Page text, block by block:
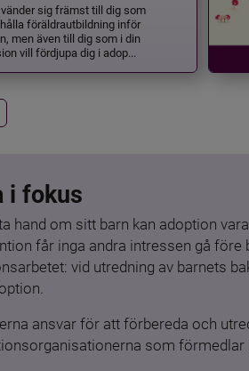
sig främst till dig som
föräldrautbildning inför
men även till dig som i din
vill fördjupa dig i adop...
i fokus
hand om sitt barn kan adoption
får inga andra intressen gå
vid utredning av barnets
ansvar för att förbereda och
som